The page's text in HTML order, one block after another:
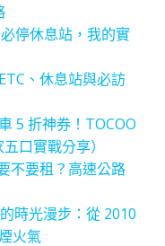
停休息站，我的實
、休息站與必訪
5 折神券！TOCOO
口實戰分享）
不要租？高速公路
時光漫步：從 2010
火氣